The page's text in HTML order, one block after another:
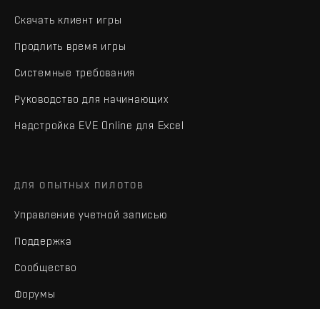
Скачать клиент игры
Продлить время игры
Системные требования
Руководство для начинающих
Надстройка EVE Online для Excel
ДЛЯ ОПЫТНЫХ ПИЛОТОВ
Управление учетной записью
Поддержка
Сообщество
Форумы